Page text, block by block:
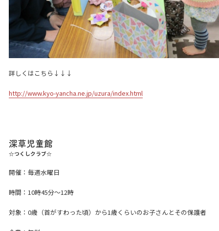
詳しくはこちら↓↓↓
http://www.kyo-yancha.ne.jp/uzura/index.html
深草児童館
☆つくしクラブ☆
開催：毎週水曜日
時間：10時45分～12時
対象：0歳（首がすわった頃）から1歳くらいのお子さんとその保護者